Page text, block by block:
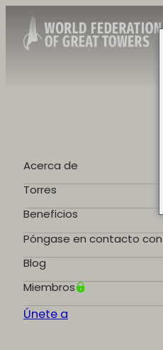
Acerca de
Torres
Beneficios
Póngase en contacto con
Blog
Miembros
Únete a